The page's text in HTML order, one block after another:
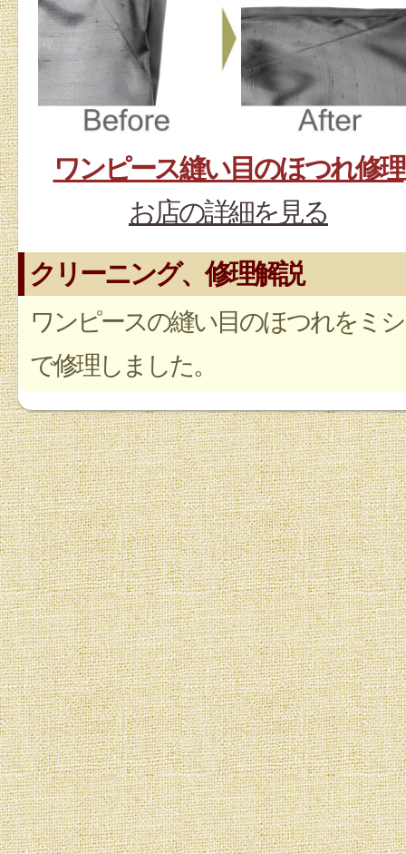
ワンピース縫い目のほつれ修理
お店の詳細を見る
クリーニング、修理解説
ワンピースの縫い目のほつれをミ
で修理しました。